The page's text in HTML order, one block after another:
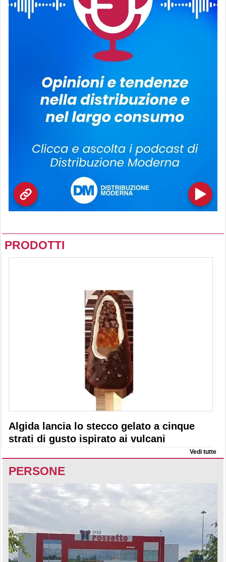
PRODOTTI
Algida lancia lo stecco gelato a cinque
strati di gusto ispirato ai vulcani
Vedi tutte
PERSONE